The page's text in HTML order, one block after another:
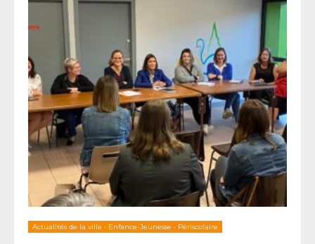
Actualités de la ville • Enfance-Jeunesse • Périscolaire